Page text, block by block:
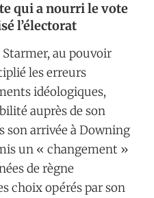
qui a nourri le vote
l’électorat
au pouvoir
les erreurs
idéologiques,
auprès de son
son arrivée à Downing
un « changement »
de règne
choix opérés par son